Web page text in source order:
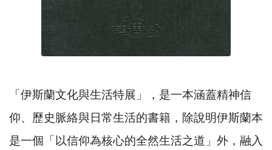
「伊斯蘭文化與生活特展」，是一本涵蓋精神信
仰、歷史脈絡與日常生活的書籍，除說明伊斯蘭本
是一個「以信仰為核心的全然生活之道」外，融入